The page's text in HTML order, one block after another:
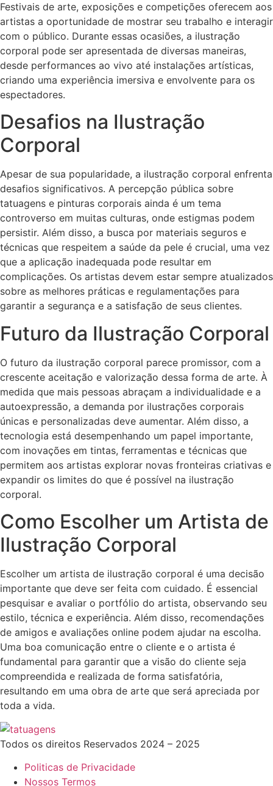
Festivais de arte, exposições e competições oferecem aos
artistas a oportunidade de mostrar seu trabalho e interagir
com o público. Durante essas ocasiões, a ilustração
corporal pode ser apresentada de diversas maneiras,
desde performances ao vivo até instalações artísticas,
criando uma experiência imersiva e envolvente para os
espectadores.
Desafios na Ilustração
Corporal
Apesar de sua popularidade, a ilustração corporal enfrenta
desafios significativos. A percepção pública sobre
tatuagens e pinturas corporais ainda é um tema
controverso em muitas culturas, onde estigmas podem
persistir. Além disso, a busca por materiais seguros e
técnicas que respeitem a saúde da pele é crucial, uma vez
que a aplicação inadequada pode resultar em
complicações. Os artistas devem estar sempre atualizados
sobre as melhores práticas e regulamentações para
garantir a segurança e a satisfação de seus clientes.
Futuro da Ilustração Corporal
O futuro da ilustração corporal parece promissor, com a
crescente aceitação e valorização dessa forma de arte. À
medida que mais pessoas abraçam a individualidade e a
autoexpressão, a demanda por ilustrações corporais
únicas e personalizadas deve aumentar. Além disso, a
tecnologia está desempenhando um papel importante,
com inovações em tintas, ferramentas e técnicas que
permitem aos artistas explorar novas fronteiras criativas e
expandir os limites do que é possível na ilustração
corporal.
Como Escolher um Artista de
Ilustração Corporal
Escolher um artista de ilustração corporal é uma decisão
importante que deve ser feita com cuidado. É essencial
pesquisar e avaliar o portfólio do artista, observando seu
estilo, técnica e experiência. Além disso, recomendações
de amigos e avaliações online podem ajudar na escolha.
Uma boa comunicação entre o cliente e o artista é
fundamental para garantir que a visão do cliente seja
compreendida e realizada de forma satisfatória,
resultando em uma obra de arte que será apreciada por
toda a vida.
Todos os direitos Reservados 2024 – 2025
Politicas de Privacidade
Nossos Termos